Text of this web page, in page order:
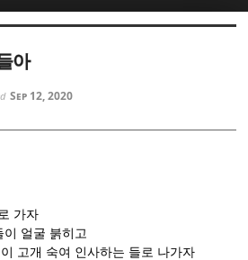
아
Sep 12, 2020
가자
얼굴 붉히고
고개 숙여 인사하는 들로 나가자
케치북5
케치북5
케치북5
케치북5